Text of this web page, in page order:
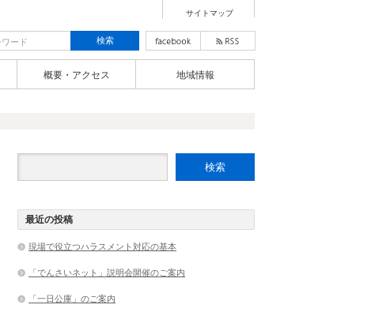
サイトマップ
概要・アクセス 地域情報
最近の投稿
現場で役立つハラスメント対応の基本
「でんさいネット」説明会開催のご案内
「一日公庫」のご案内